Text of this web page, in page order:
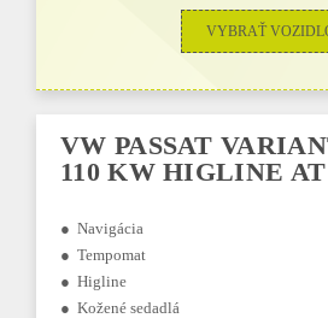
VYBRAŤ
VW PASSAT
110 KW HIGLINE AT
● Navigácia
● Tempomat
● Higline
● Kožené sedadlá